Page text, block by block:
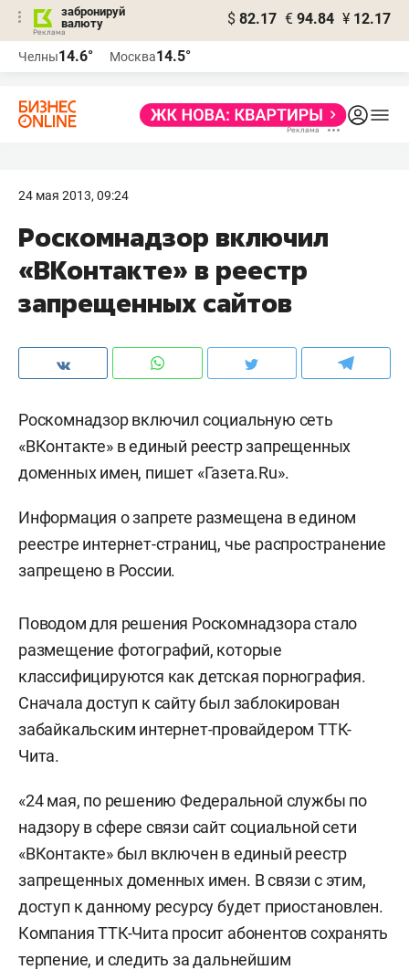
забронируй
валюту
$ 82.17 € 94.84 ¥ 12.17
Челны14.6° Москва14.5°
24 мая 2013, 09:24
Роскомнадзор включил
«ВКонтакте» в реестр
запрещенных сайтов
Роскомнадзор включил социальную сеть
«ВКонтакте» в единый реестр запрещенных
доменных имен, пишет «Газета.Ru».
Информация о запрете размещена в едином
реестре интернет-страниц, чье распространение
запрещено в России.
Поводом для решения Роскомнадзора стало
размещение фотографий, которые
классифицируются как детская порнография.
Сначала доступ к сайту был заблокирован
забайкальским интернет-провайдером ТТК-
Чита.
«24 мая, по решению Федеральной службы по
надзору в сфере связи сайт социальной сети
«ВКонтакте» был включен в единый реестр
запрещенных доменных имен. В связи с этим,
доступ к данному ресурсу будет приостановлен.
Компания ТТК-Чита просит абонентов сохранять
терпение, и следить за дальнейшим